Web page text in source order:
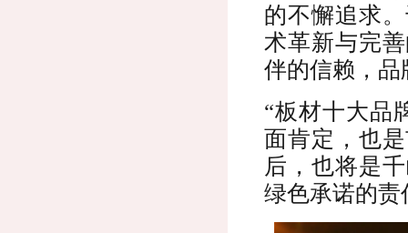
的不懈追求
术革新与完
伴的信赖，
“板材十大品
面肯定，也
后，也将是
绿色承诺的责